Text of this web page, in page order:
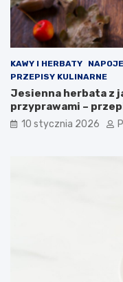
KAWY I HERBATY NAPOJE
PRZEPISY KULINARNE
Jesienna herbata z
przyprawami –
10 stycznia 2026